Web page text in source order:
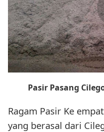
Pasir Pasang
Ragam Pasir Ke
yang berasal dari